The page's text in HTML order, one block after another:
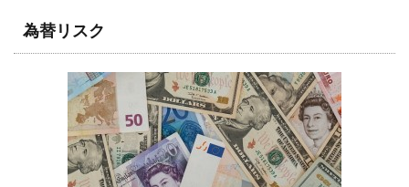
為替リスク